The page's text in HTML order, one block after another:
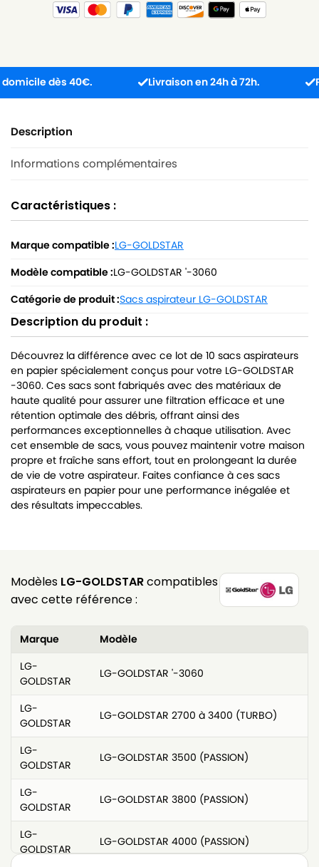
dès 40€. Livraison en 24h à 72h.
Description
Informations complémentaires
Caractéristiques :
Marque compatible :LG-GOLDSTAR
Modèle compatible :LG-GOLDSTAR '-3060
Catégorie de produit :Sacs aspirateur LG-GOLDSTAR
Description du produit :
Découvrez la différence avec ce lot de 10 sacs aspirateurs
en papier spécialement conçus pour votre LG-GOLDSTAR
-3060. Ces sacs sont fabriqués avec des matériaux de
haute qualité pour assurer une filtration efficace et une
rétention optimale des débris, offrant ainsi des
performances exceptionnelles à chaque utilisation. Avec
cet ensemble de sacs, vous pouvez maintenir votre maison
propre et fraîche sans effort, tout en prolongeant la durée
de vie de votre aspirateur. Faites confiance à ces sacs
aspirateurs en papier pour une performance inégalée et
des résultats impeccables.
Modèles LG-GOLDSTARcompatibles
avec cette référence :
Marque
Modèle
LG-
GOLDSTAR
LG-GOLDSTAR '-3060
LG-
GOLDSTAR
LG-GOLDSTAR 2700 à 3400 (TURBO)
LG-
GOLDSTAR
LG-GOLDSTAR 3500 (PASSION)
LG-
GOLDSTAR
LG-GOLDSTAR 3800 (PASSION)
LG-
GOLDSTAR
LG-GOLDSTAR 4000 (PASSION)